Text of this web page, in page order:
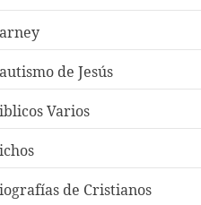
de Jesús
Varios
de Cristianos